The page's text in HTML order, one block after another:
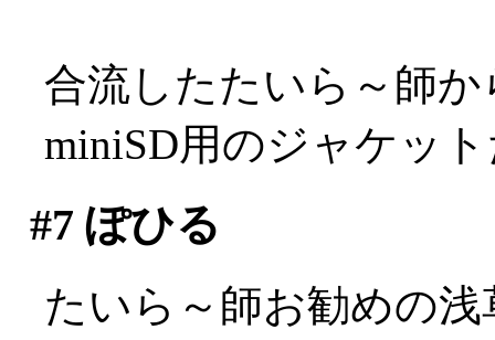
合流したたいら～師
miniSD用のジャケッ
#7 ぽひる
たいら～師お勧めの